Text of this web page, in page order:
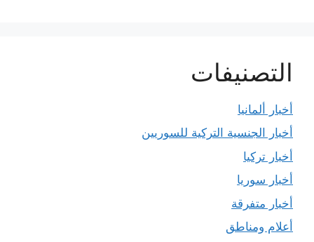
التصنيفات
أخبار ألمانيا
أخبار الجنسية التركية للسوريين
أخبار تركيا
أخبار سوريا
أخبار متفرقة
أعلام ومناطق